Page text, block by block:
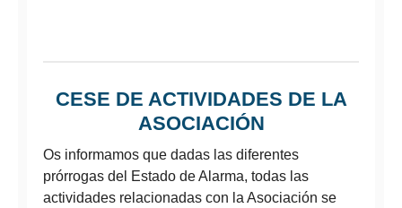
CESE DE ACTIVIDADES DE LA
ASOCIACIÓN
Os informamos que dadas las diferentes
prórrogas del Estado de Alarma, todas las
actividades relacionadas con la Asociación se